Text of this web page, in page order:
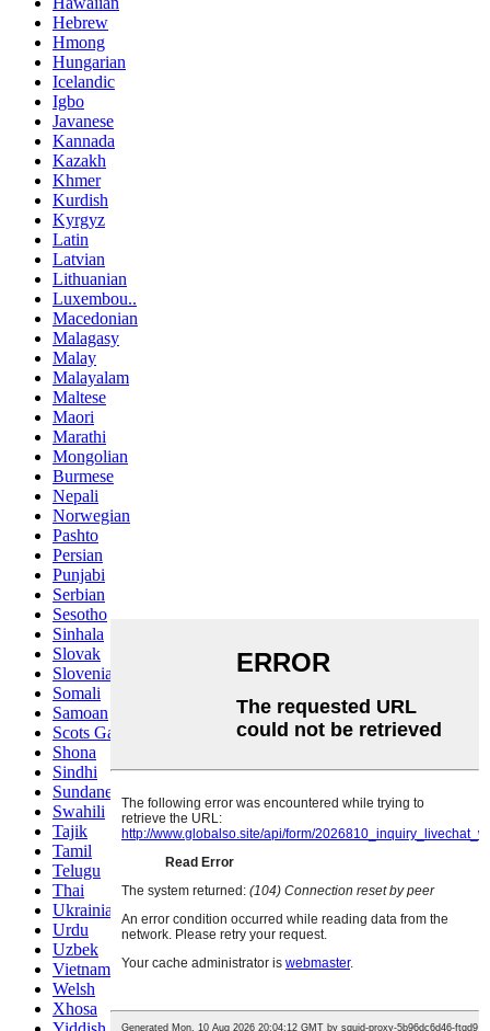
Hebrew
Hmong
Hungarian
Icelandic
Igbo
Javanese
Kannada
Kazakh
Khmer
Kurdish
Kyrgyz
Latin
Latvian
Lithuanian
Luxembou..
Macedonian
Malagasy
Malay
Malayalam
Maltese
Maori
Marathi
Mongolian
Burmese
Nepali
Norwegian
Pashto
Persian
Punjabi
Serbian
Sesotho
Sinhala
Slovak
Slovenian
Somali
Samoan
Scots Gaelic
Shona
Sindhi
Sundanese
Swahili
Tajik
Tamil
Telugu
Thai
Ukrainian
Urdu
Uzbek
Vietnamese
Welsh
Xhosa